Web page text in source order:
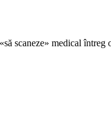
scaneze» medical întreg